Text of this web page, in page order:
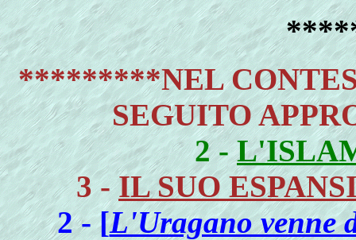
*********NEL
SEGUITO
2 -
3 -IL SUO
2 - [L'Uragano venne